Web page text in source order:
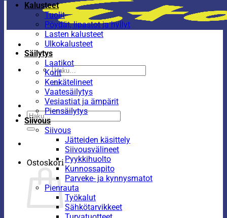
Etsi:
Etsi:
Ostoskori
Kalusteet
Tuolit
Pöydät, lipastot ja hyllyt
Lasten kalusteet
Ulkokalusteet
Säilytys
Laatikot
Korit
Kenkätelineet
Vaatesäilytys
Vesiastiat ja ämpärit
Piensäilytys
Siivous
Siivous
Jätteiden käsittely
Siivousvälineet
Pyykkihuolto
Kunnossapito
Parveke- ja kynnysmatot
Pienrauta
Työkalut
Sähkötarvikkeet